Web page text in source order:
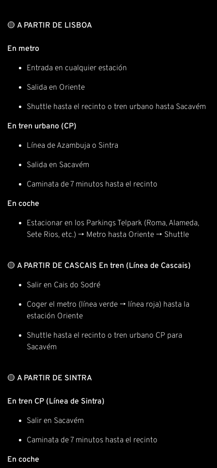
🟡 A PARTIR DE LISBOA
En metro
Entrada en cualquier estación
Salida en Oriente
Shuttle hasta el recinto o tren urbano hasta Sacavém
En tren urbano (CP)
Línea de Azambuja o Sintra
Salida en Sacavém
Caminata de 7 minutos hasta el recinto
En coche
Estacionar en los Parkings Telpark (Roma, Alameda,
Sete Rios, etc.) → Metro hasta Oriente → Shuttle
🟡 A PARTIR DE CASCAIS En tren (Línea de Cascais)
Salir en Cais do Sodré
Coger el metro (línea verde → línea roja) hasta la
estación Oriente
Shuttle hasta el recinto o tren urbano CP para
Sacavém
🟡 A PARTIR DE SINTRA
En tren CP (Línea de Sintra)
Salir en Sacavém
Caminata de 7 minutos hasta el recinto
En coche